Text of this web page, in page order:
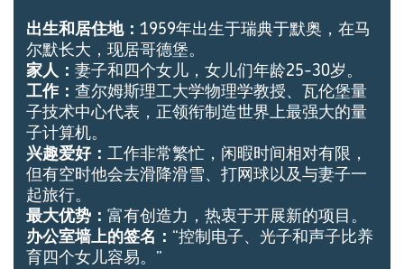
出生和居住地： 1959年出生于瑞典于默奥，在马
尔默长大，现居哥德堡。
家人： 妻子和四个女儿，女儿们年龄25-30岁。
工作： 查尔姆斯理工大学物理学教授、瓦伦堡量
子技术中心代表，正领衔制造世界上最强大的量
子计算机。
兴趣爱好： 工作非常繁忙，闲暇时间相对有限，
但有空时他会去滑降滑雪、打网球以及与妻子一
起旅行。
最大优势： 富有创造力，热衷于开展新的项目。
办公室墙上的签名： “控制电子、光子和声子比养
育四个女儿容易。”